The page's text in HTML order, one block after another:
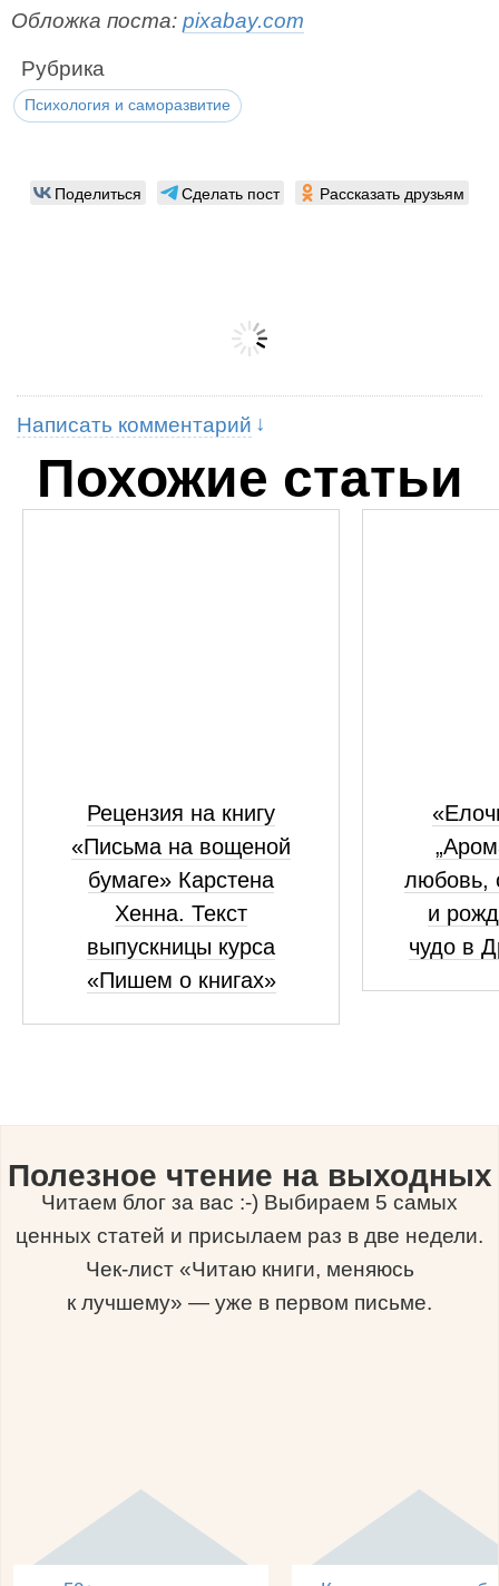
Обложка поста: pixabay.com
Рубрика
Психология и саморазвитие
Поделиться Сделать пост Рассказать друзьям
Написать комментарий
Похожие статьи
Рецензия на книгу
«Письма на вощеной
бумаге» Карстена
Хенна. Текст
выпускницы курса
«Пишем о книгах»
любовь,
и
чудо в
Полезное чтение на выходных
Читаем блог за вас :-) Выбираем 5 самых
ценных статей и присылаем раз в две недели.
Чек-лист «Читаю книги, меняюсь
к лучшему» — уже в первом письме.